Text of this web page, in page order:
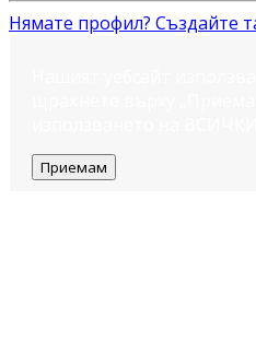
Нямате профил? Създайте
Приемам